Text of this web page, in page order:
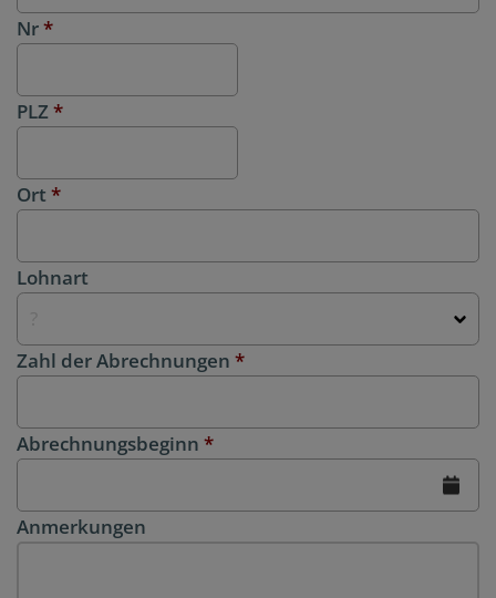
Nr*
PLZ*
Ort *
Lohnart
Zahl der Abrechnungen *
Abrechnungsbeginn *
Anmerkungen